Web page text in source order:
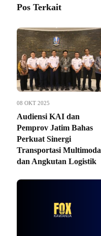
Pos Terkait
08 OKT 2025
Audiensi KAI dan
Pemprov Jatim Bahas
Perkuat Sinergi
Transportasi Multimoda
dan Angkutan Logistik